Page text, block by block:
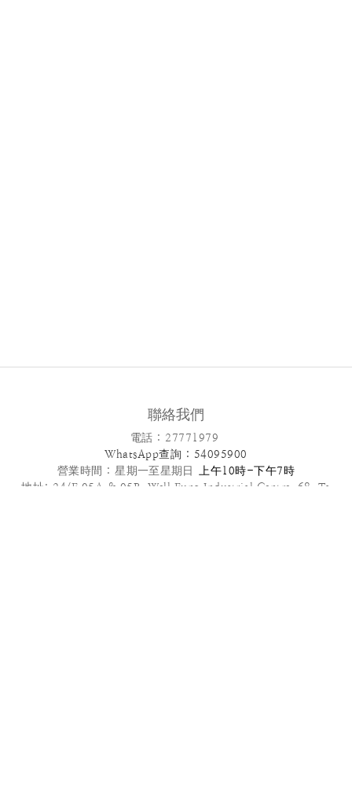
聯絡我們
電話 : 27771979
WhatsApp查詢 : 54095900
營業時間 :星期一至星期日
上午10時-下午7時
地址: 24/F,05A & 05B ,Well Fung Industrial Centre, 68 Ta